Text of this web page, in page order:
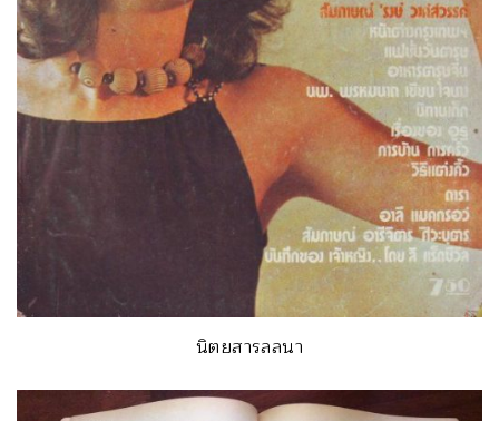
นิตยสารลลนา